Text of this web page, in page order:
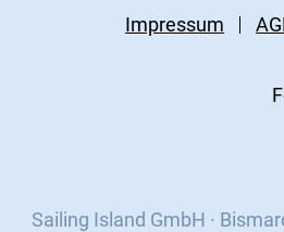
Impressum
Sailing Island GmbH ·